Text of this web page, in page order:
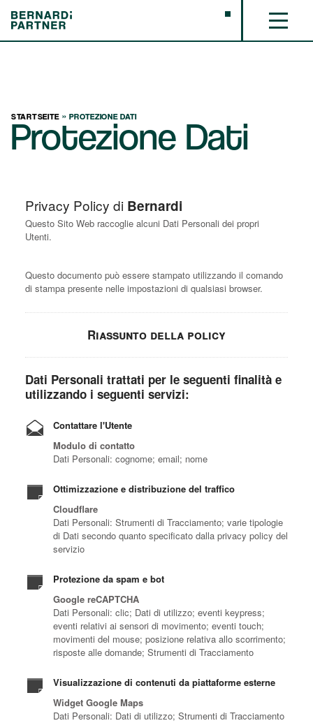
STARTSEITE »PROTEZIONE DATI
Protezione Dati
Privacy Policy di Bernardi
Questo Sito Web raccoglie alcuni Dati Personali dei propri
Utenti.
Questo documento può essere stampato utilizzando il comando
di stampa presente nelle impostazioni di qualsiasi browser.
Riassunto della policy
Dati Personali trattati per le seguenti finalità e
utilizzando i seguenti servizi:
Contattare l'Utente
Modulo di contatto
Dati Personali: cognome; email; nome
Ottimizzazione e distribuzione del traffico
Cloudflare
Dati Personali: Strumenti di Tracciamento; varie tipologie
di Dati secondo quanto specificato dalla privacy policy del
servizio
Protezione da spam e bot
Google reCAPTCHA
Dati Personali: clic; Dati di utilizzo; eventi keypress;
eventi relativi ai sensori di movimento; eventi touch;
movimenti del mouse; posizione relativa allo scorrimento;
risposte alle domande; Strumenti di Tracciamento
Visualizzazione di contenuti da piattaforme esterne
Widget Google Maps
Dati Personali: Dati di utilizzo; Strumenti di Tracciamento